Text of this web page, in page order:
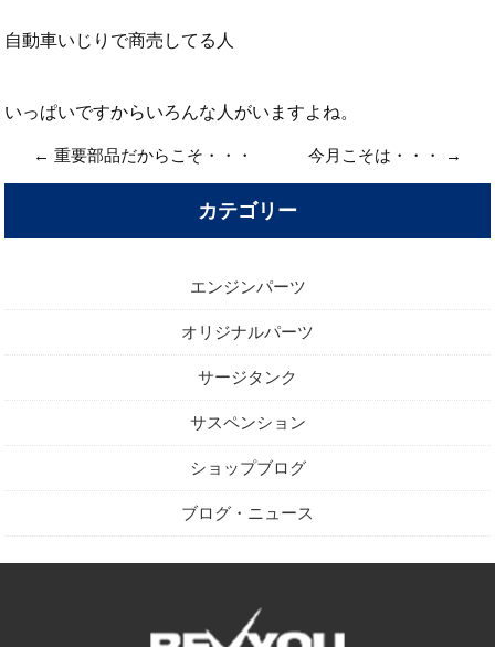
自動車いじりで商売してる人
いっぱいですからいろんな人がいますよね。
← 重要部品だからこそ・・・ 今月こそは・・・ →
カテゴリー
エンジンパーツ
オリジナルパーツ
サージタンク
サスペンション
ショップブログ
ブログ・ニュース